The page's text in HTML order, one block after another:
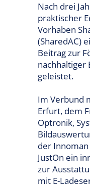
Nach drei
praktischer
Vorhaben
(SharedAC)
Beitrag zur
nachhaltiger
geleistet.
Im Verbund
Erfurt, dem
Optronik,
der
JustOn ein
zur
mit E-